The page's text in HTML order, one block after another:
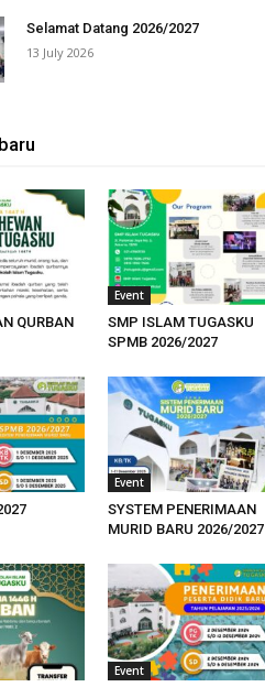
Selamat Datang 2026/2027
13 July 2026
QURBAN
Event
SMP ISLAM TUGASKU
SPMB 2026/2027
Event
SYSTEM PENERIMAAN
MURID BARU 2026/2027
Event